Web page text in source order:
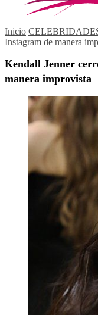
Inicio
Instagram de manera
Kendall Jenner
manera improvista